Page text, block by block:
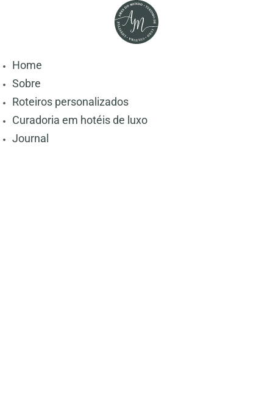
Home
Sobre
Roteiros personalizados
Curadoria em hotéis de luxo
Journal